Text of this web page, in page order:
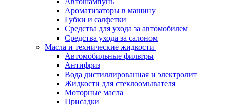
Ароматизаторы в машину
Губки и салфетки
Средства для ухода за автомобилем
Средства ухода за салоном
Масла и технические жидкости
Автомобильные фильтры
Антифриз
Вода дистиллированная и электролит
Жидкости для стеклоомывателя
Моторные масла
Присадки